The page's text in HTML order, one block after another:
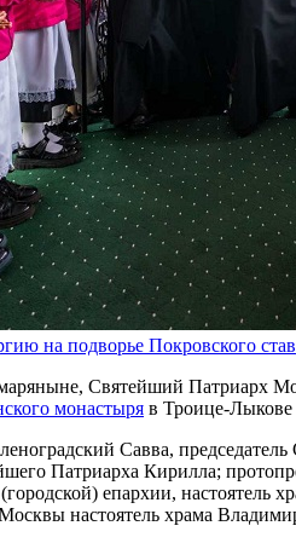
на подворье Покровского
Святейший Патриарх
монастыря в Троице-
Савва,
Патриарха Кирилла;
епархии,
настоятель храма